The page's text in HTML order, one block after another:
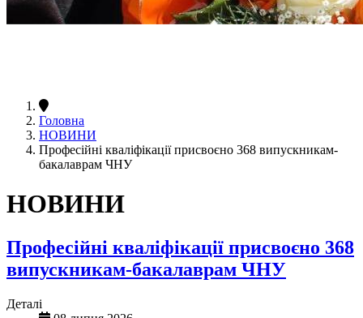
Головна
НОВИНИ
Професійні кваліфікації присвоєно 368 випускникам-
бакалаврам ЧНУ
НОВИНИ
Професійні кваліфікації присвоєно 368
випускникам-бакалаврам ЧНУ
Деталі